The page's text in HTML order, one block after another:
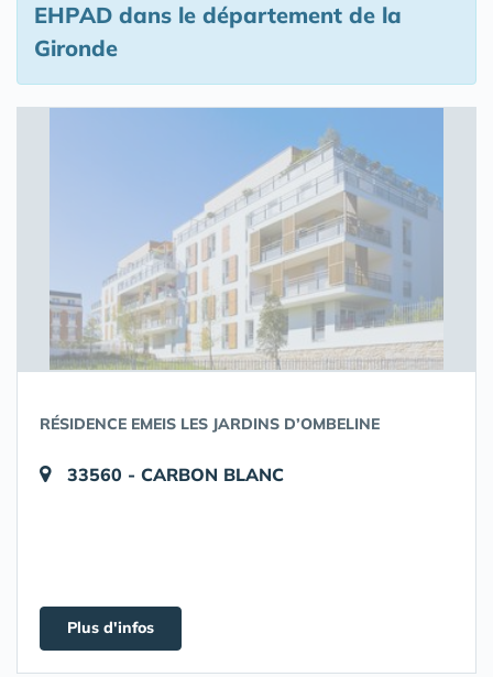
EHPAD dans le département de la
Gironde
RÉSIDENCE EMEIS LES JARDINS D’OMBELINE
33560 - CARBON BLANC
Plus d'infos